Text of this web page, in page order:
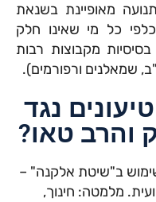
מאופיינת בשנאת
כל מי שאינו חלק
מקבוצות רבות
שמאלנים ורפורמים).
נגד
והרב טאו?
ב"שיטת אלקנה" –
מלמטה: חינוך,